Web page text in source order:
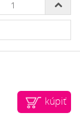
kúpiť